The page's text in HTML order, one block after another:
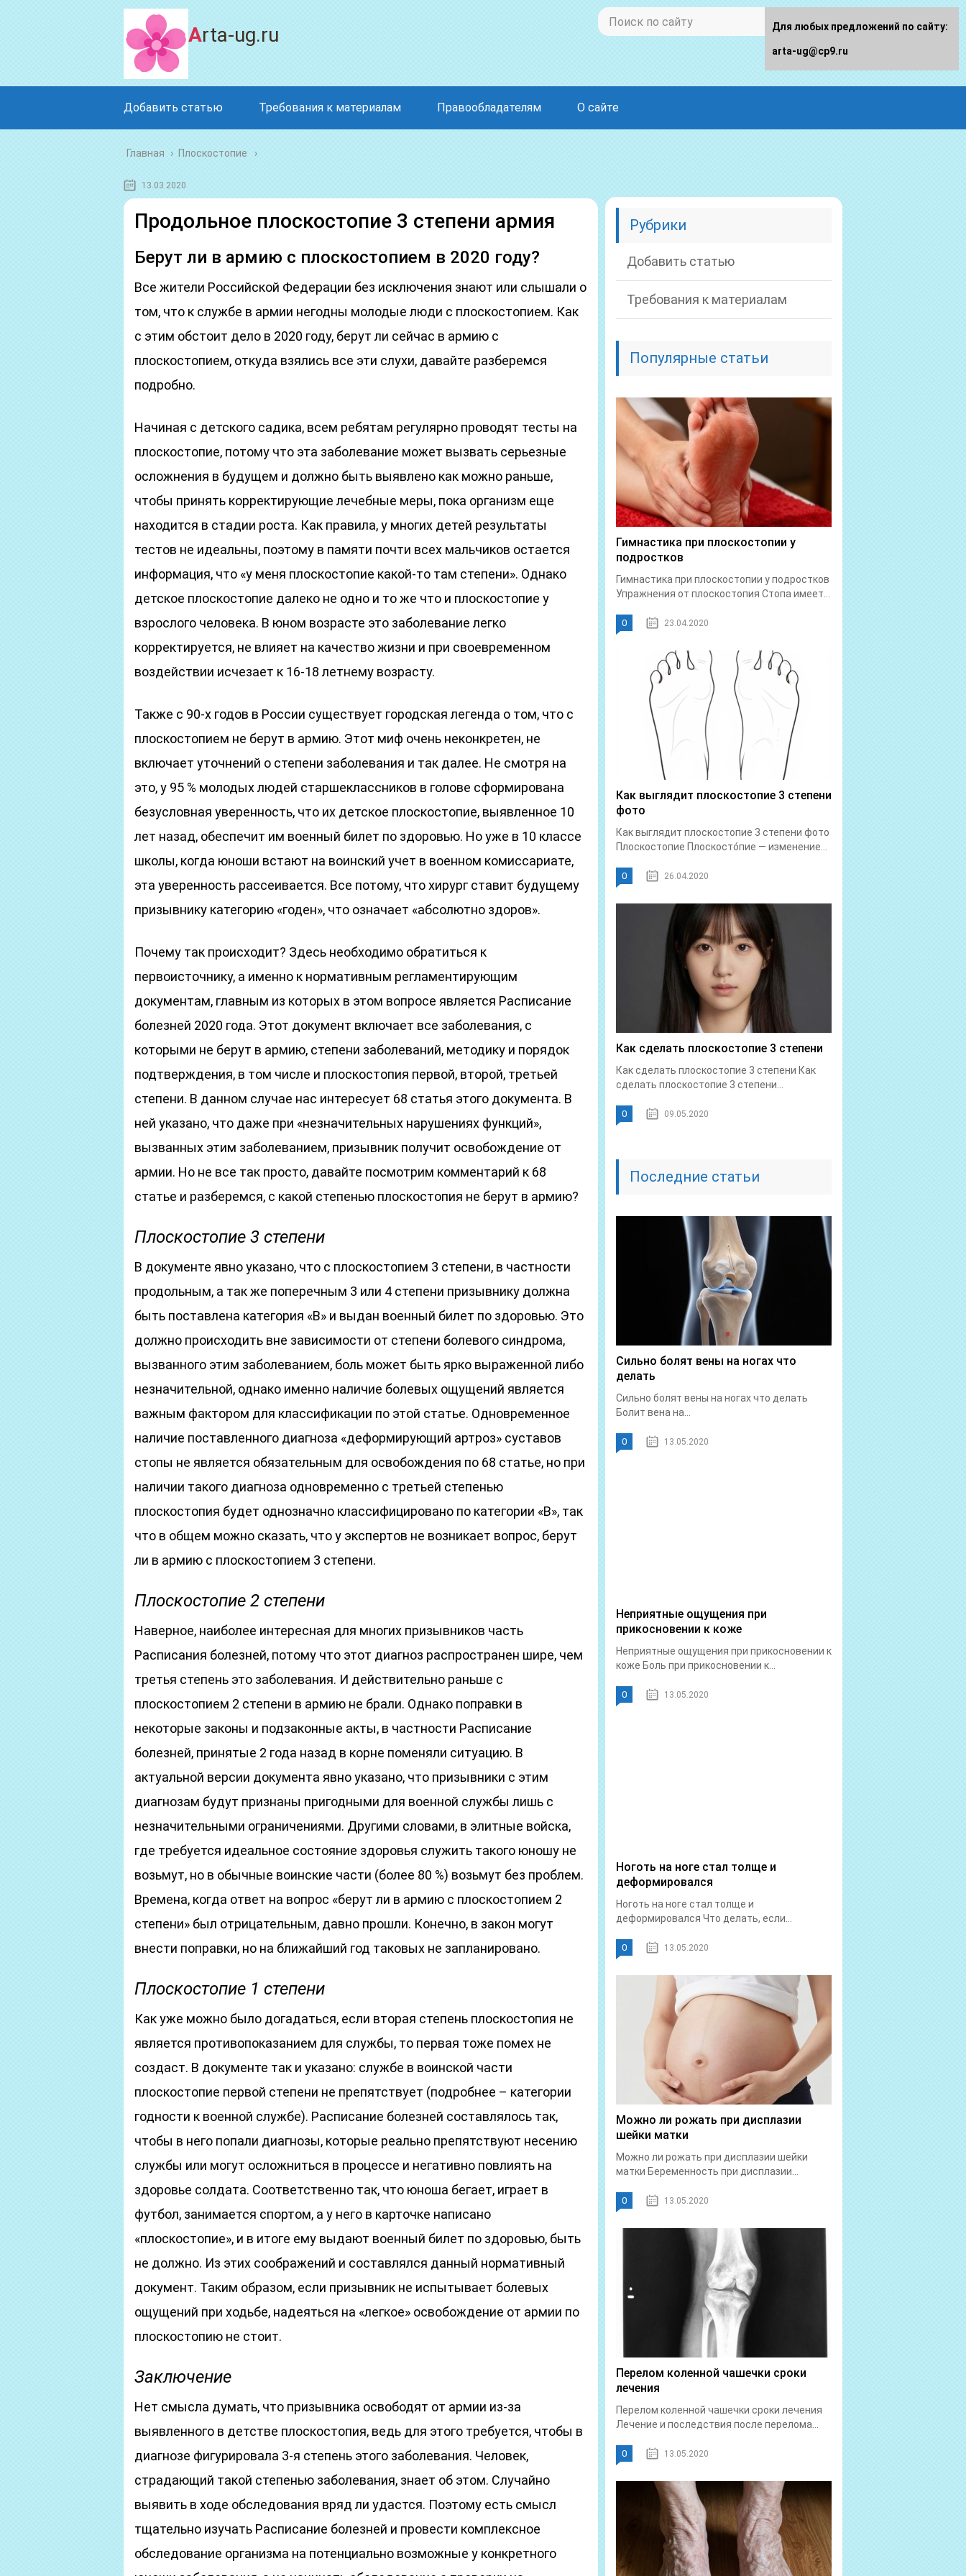
Arta-ug.ru
Добавить статью Требования к материалам Правообладателям О сайте
Главная › Плоскостопие
13.03.2020
Продольное плоскостопие 3 степени армия
Берут ли в армию с плоскостопием в 2020 году?
Все жители Российской Федерации без исключения знают или слышали о
том, что к службе в армии негодны молодые люди с плоскостопием. Как
с этим обстоит дело в 2020 году, берут ли сейчас в армию с
плоскостопием, откуда взялись все эти слухи, давайте разберемся
подробно.
Начиная с детского садика, всем ребятам регулярно проводят тесты на
плоскостопие, потому что эта заболевание может вызвать серьезные
осложнения в будущем и должно быть выявлено как можно раньше,
чтобы принять корректирующие лечебные меры, пока организм еще
находится в стадии роста. Как правила, у многих детей результаты
тестов не идеальны, поэтому в памяти почти всех мальчиков остается
информация, что «у меня плоскостопие какой-то там степени». Однако
детское плоскостопие далеко не одно и то же что и плоскостопие у
взрослого человека. В юном возрасте это заболевание легко
корректируется, не влияет на качество жизни и при своевременном
воздействии исчезает к 16-18 летнему возрасту.
Также с 90-х годов в России существует городская легенда о том, что с
плоскостопием не берут в армию. Этот миф очень неконкретен, не
включает уточнений о степени заболевания и так далее. Не смотря на
это, у 95 % молодых людей старшеклассников в голове сформирована
безусловная уверенность, что их детское плоскостопие, выявленное 10
лет назад, обеспечит им военный билет по здоровью. Но уже в 10 классе
школы, когда юноши встают на воинский учет в военном комиссариате,
эта уверенность рассеивается. Все потому, что хирург ставит будущему
призывнику категорию «годен», что означает «абсолютно здоров».
Почему так происходит? Здесь необходимо обратиться к
первоисточнику, а именно к нормативным регламентирующим
документам, главным из которых в этом вопросе является Расписание
болезней 2020 года. Этот документ включает все заболевания, с
которыми не берут в армию, степени заболеваний, методику и порядок
подтверждения, в том числе и плоскостопия первой, второй, третьей
степени. В данном случае нас интересует 68 статья этого документа. В
ней указано, что даже при «незначительных нарушениях функций»,
вызванных этим заболеванием, призывник получит освобождение от
армии. Но не все так просто, давайте посмотрим комментарий к 68
статье и разберемся, с какой степенью плоскостопия не берут в армию?
Плоскостопие 3 степени
В документе явно указано, что с плоскостопием 3 степени, в частности
продольным, а так же поперечным 3 или 4 степени призывнику должна
быть поставлена категория «В» и выдан военный билет по здоровью. Это
должно происходить вне зависимости от степени болевого синдрома,
вызванного этим заболеванием, боль может быть ярко выраженной либо
незначительной, однако именно наличие болевых ощущений является
важным фактором для классификации по этой статье. Одновременное
наличие поставленного диагноза «деформирующий артроз» суставов
стопы не является обязательным для освобождения по 68 статье, но при
наличии такого диагноза одновременно с третьей степенью
плоскостопия будет однозначно классифицировано по категории «В», так
что в общем можно сказать, что у экспертов не возникает вопрос, берут
ли в армию с плоскостопием 3 степени.
Плоскостопие 2 степени
Наверное, наиболее интересная для многих призывников часть
Расписания болезней, потому что этот диагноз распространен шире, чем
третья степень это заболевания. И действительно раньше с
плоскостопием 2 степени в армию не брали. Однако поправки в
некоторые законы и подзаконные акты, в частности Расписание
болезней, принятые 2 года назад в корне поменяли ситуацию. В
актуальной версии документа явно указано, что призывники с этим
диагнозам будут признаны пригодными для военной службы лишь с
незначительными ограничениями. Другими словами, в элитные войска,
где требуется идеальное состояние здоровья служить такого юношу не
возьмут, но в обычные воинские части (более 80 %) возьмут без проблем.
Времена, когда ответ на вопрос «берут ли в армию с плоскостопием 2
степени» был отрицательным, давно прошли. Конечно, в закон могут
внести поправки, но на ближайший год таковых не запланировано.
Плоскостопие 1 степени
Как уже можно было догадаться, если вторая степень плоскостопия не
является противопоказанием для службы, то первая тоже помех не
создаст. В документе так и указано: службе в воинской части
плоскостопие первой степени не препятствует (подробнее – категории
годности к военной службе). Расписание болезней составлялось так,
чтобы в него попали диагнозы, которые реально препятствуют несению
службы или могут осложниться в процессе и негативно повлиять на
здоровье солдата. Соответственно так, что юноша бегает, играет в
футбол, занимается спортом, а у него в карточке написано
«плоскостопие», и в итоге ему выдают военный билет по здоровью, быть
не должно. Из этих соображений и составлялся данный нормативный
документ. Таким образом, если призывник не испытывает болевых
ощущений при ходьбе, надеяться на «легкое» освобождение от армии по
плоскостопию не стоит.
Заключение
Нет смысла думать, что призывника освободят от армии из-за
выявленного в детстве плоскостопия, ведь для этого требуется, чтобы в
диагнозе фигурировала 3-я степень этого заболевания. Человек,
страдающий такой степенью заболевания, знает об этом. Случайно
выявить в ходе обследования вряд ли удастся. Поэтому есть смысл
тщательно изучать Расписание болезней и провести комплексное
обследование организма на потенциально возможные у конкретного
Рубрики
Добавить статью
Требования к материалам
Популярные статьи
Гимнастика при плоскостопии у
подростков
Гимнастика при плоскостопии у подростков
Упражнения от плоскостопия Стопа имеет...
0 23.04.2020
Как выглядит плоскостопие 3 степени
фото
Как выглядит плоскостопие 3 степени фото
Плоскостопие Плоскосто́пие — изменение...
0 26.04.2020
Как сделать плоскостопие 3 степени
Как сделать плоскостопие 3 степени Как
сделать плоскостопие 3 степени...
0 09.05.2020
Последние статьи
Сильно болят вены на ногах что
делать
Сильно болят вены на ногах что делать
Болит вена на...
0 13.05.2020
Неприятные ощущения при
прикосновении к коже
Неприятные ощущения при прикосновении к
коже Боль при прикосновении к...
0 13.05.2020
Ноготь на ноге стал толще и
деформировался
Ноготь на ноге стал толще и
деформировался Что делать, если...
0 13.05.2020
Можно ли рожать при дисплазии
шейки матки
Можно ли рожать при дисплазии шейки
матки Беременность при дисплазии...
0 13.05.2020
Перелом коленной чашечки сроки
лечения
Перелом коленной чашечки сроки лечения
Лечение и последствия после перелома...
0 13.05.2020
Для любых предложений по сайту:
arta-ug@cp9.ru